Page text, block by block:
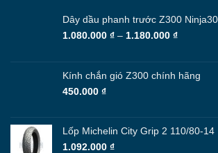
Dây dầu phanh trước Z300
1.080.000 ₫ – 1.180.000 ₫Khoảng
Kính chắn gió Z300 chính hãng
450.000 ₫
Lốp Michelin City Grip 2 110/80-14
1.092.000 ₫